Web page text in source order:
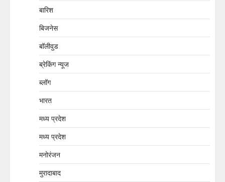
बारिश
बिजनेस
बॉलीवुड
ब्रेकिंग न्यूज
ब्लॉग
भारत
मध्य प्रदेश
मध्य प्रदेश
मनोरंजन
मुरादाबाद